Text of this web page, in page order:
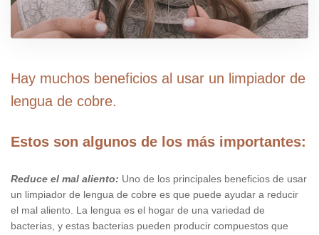
Hay muchos beneficios al usar un limpiador de
lengua de cobre.
Estos son algunos de los más importantes:
Reduce el mal aliento: Uno de los principales beneficios de usar
un limpiador de lengua de cobre es que puede ayudar a reducir
el mal aliento. La lengua es el hogar de una variedad de
bacterias, y estas bacterias pueden producir compuestos que